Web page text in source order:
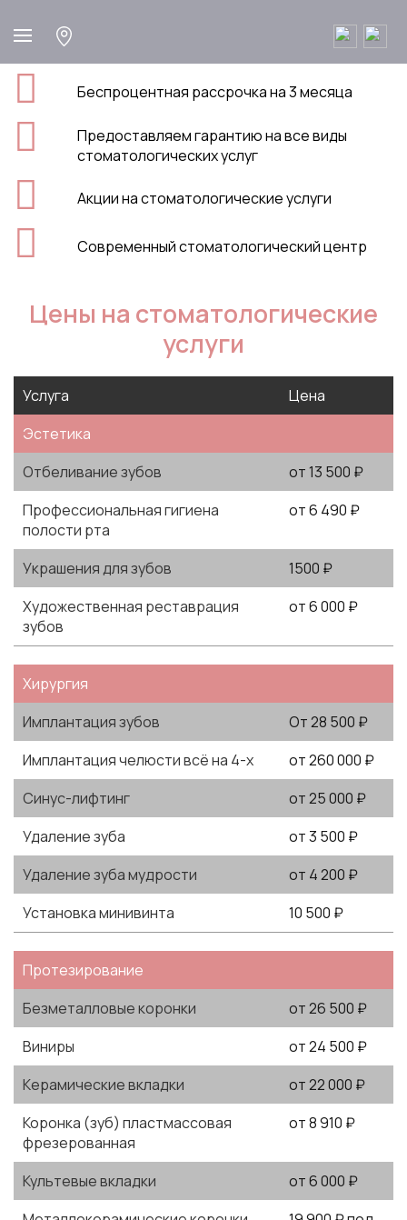
Беспроцентная рассрочка на 3 месяца
Предоставляем гарантию на все виды
стоматологических услуг
Акции на стоматологические услуги
Современный стоматологический центр
Цены на стоматологические
услуги
Услуга
Цена
Эстетика
Отбеливание зубов
от 13 500 ₽
Профессиональная гигиена
полости рта
от 6 490 ₽
Украшения для зубов
1500 ₽
Художеcтвенная реставрация
зубов
от 6 000 ₽
Хирургия
Имплантация зубов
От 28 500 ₽
Имплантация челюсти всё на 4-х
от 260 000 ₽
Синус-лифтинг
от 25 000 ₽
Удаление зуба
от 3 500 ₽
Удаление зуба мудрости
от 4 200 ₽
Установка минивинта
10 500 ₽
Протезирование
Безметалловые коронки
от 26 500 ₽
Виниры
от 24 500 ₽
Керамические вкладки
от 22 000 ₽
Коронка (зуб) пластмассовая
фрезерованная
от 8 910 ₽
Культевые вкладки
от 6 000 ₽